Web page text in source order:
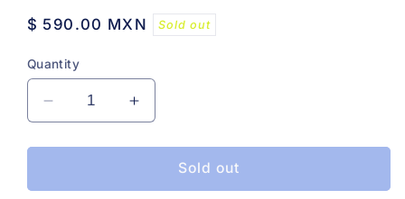
Regular
$ 590.00 MXN Sold out
Quantity
Decrease
quantity
for
GOODR
Increase
quantity
for
LENTES
GOODR
Sold out